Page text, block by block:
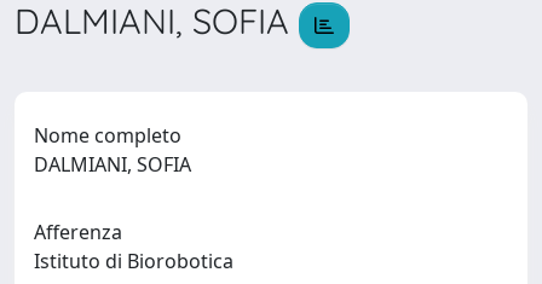
DALMIANI, SOFIA
Nome completo
DALMIANI, SOFIA
Afferenza
Istituto di Biorobotica